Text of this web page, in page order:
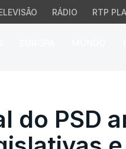
RÁDIO RTP
PSD
do PSD